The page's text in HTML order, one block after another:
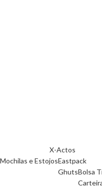
X-Actos
Mochilas e EstojosEastpack
GhutsBolsa